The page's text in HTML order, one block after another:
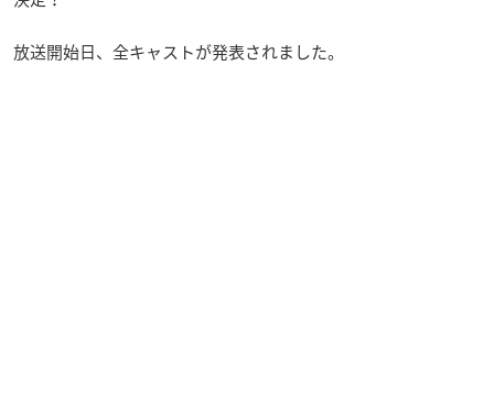
放送開始日、全キャストが発表されました。